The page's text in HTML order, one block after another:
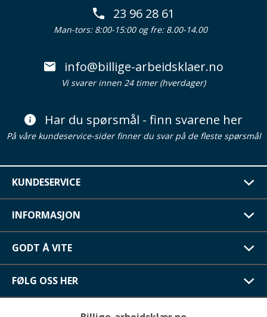
23 96 28 61
Man-tors: 8:00-15:00 og fre: 8.00-14.00
info@billige-arbeidsklaer.no
Vi svarer innen 24 timer (hverdager)
Har du spørsmål - finn svarene her
På våre kundeservice-sider finner du svar på de fleste spørsmål
KUNDESERVICE
INFORMASJON
GODT Å VITE
FØLG OSS HER